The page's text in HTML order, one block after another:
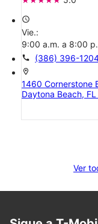
access_time
Vie.:
9:00 a.m. a 8:00
call (386) 396-
location_on
1460 Cornerstone
Daytona Beach, FL
Ver